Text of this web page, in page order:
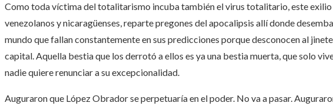
Como toda víctima del totalitarismo incuba también el virus totalitario, este exilio
venezolanos y nicaragüenses, reparte pregones del apocalipsis allí donde
mundo que fallan constantemente en sus predicciones porque desconocen al
capital. Aquella bestia que los derrotó a ellos es ya una bestia muerta, que solo
nadie quiere renunciar a su excepcionalidad.
Auguraron que López Obrador se perpetuaría en el poder. No va a pasar.